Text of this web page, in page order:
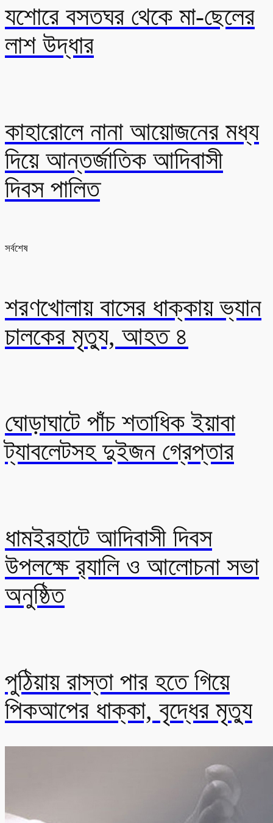
যশোরে বসতঘর থেকে মা-ছেলের
লাশ উদ্ধার
কাহারোলে নানা আয়োজনের মধ্য
দিয়ে আন্তর্জাতিক আদিবাসী
দিবস পালিত
সর্বশেষ
শরণখোলায় বাসের ধাক্কায় ভ্যান
চালকের মৃত্যু, আহত ৪
ঘোড়াঘাটে পাঁচ শতাধিক ইয়াবা
ট্যাবলেটসহ দুইজন গ্রেপ্তার
ধামইরহাটে আদিবাসী দিবস
উপলক্ষে র‍্যালি ও আলোচনা সভা
অনুষ্ঠিত
পুঠিয়ায় রাস্তা পার হতে গিয়ে
পিকআপের ধাক্কা, বৃদ্ধের মৃত্যু